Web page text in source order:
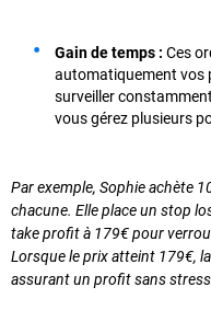
Gain de temps : Ces
automatiquement vos
surveiller
vous gérez plusieurs
Par exemple, Sophie achète
chacune. Elle place un stop
take profit à 179€ pour
Lorsque le prix atteint 179€,
assurant un profit sans